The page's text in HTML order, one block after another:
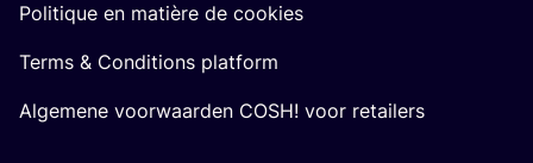
Politique en matière de cookies
Terms & Conditions platform
Algemene voorwaarden COSH! voor retailers